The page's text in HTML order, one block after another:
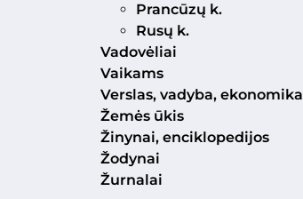
Prancūzų k.
Rusų k.
Vadovėliai
Vaikams
Verslas, vadyba, ekonomika
Žemės ūkis
Žinynai, enciklopedijos
Žodynai
Žurnalai